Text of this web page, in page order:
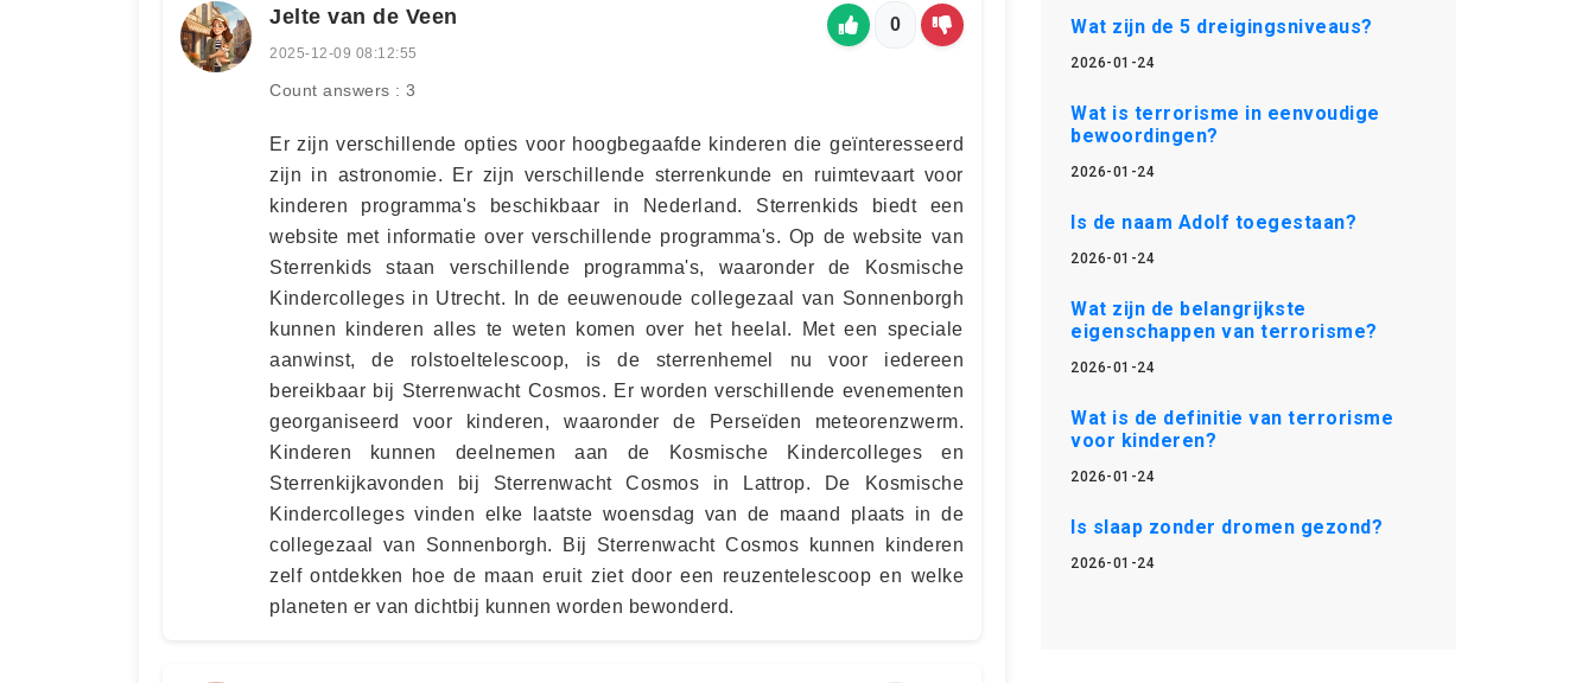
Jelte van de Veen
2025-12-09 08:12:55
Count answers : 3
0
Er zijn verschillende opties voor hoogbegaafde kinderen die geïnteresseerd
zijn in astronomie. Er zijn verschillende sterrenkunde en ruimtevaart voor
kinderen programma's beschikbaar in Nederland. Sterrenkids biedt een
website met informatie over verschillende programma's. Op de website van
Sterrenkids staan verschillende programma's, waaronder de Kosmische
Kindercolleges in Utrecht. In de eeuwenoude collegezaal van Sonnenborgh
kunnen kinderen alles te weten komen over het heelal. Met een speciale
aanwinst, de rolstoeltelescoop, is de sterrenhemel nu voor iedereen
bereikbaar bij Sterrenwacht Cosmos. Er worden verschillende evenementen
georganiseerd voor kinderen, waaronder de Perseïden meteorenzwerm.
Kinderen kunnen deelnemen aan de Kosmische Kindercolleges en
Sterrenkijkavonden bij Sterrenwacht Cosmos in Lattrop. De Kosmische
Kindercolleges vinden elke laatste woensdag van de maand plaats in de
collegezaal van Sonnenborgh. Bij Sterrenwacht Cosmos kunnen kinderen
zelf ontdekken hoe de maan eruit ziet door een reuzentelescoop en welke
planeten er van dichtbij kunnen worden bewonderd.
Wat zijn de 5 dreigingsniveaus?
2026-01-24
Wat is terrorisme in eenvoudige
bewoordingen?
2026-01-24
Is de naam Adolf toegestaan?
2026-01-24
Wat zijn de belangrijkste
eigenschappen van terrorisme?
2026-01-24
Wat is de definitie van terrorisme
voor kinderen?
2026-01-24
Is slaap zonder dromen gezond?
2026-01-24